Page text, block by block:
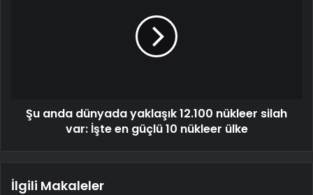
Şu anda dünyada yaklaşık 12.100 nükleer silah
var: İşte en güçlü 10 nükleer ülke
İlgili Makaleler